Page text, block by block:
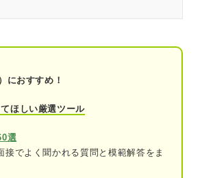
んな人が苦手か
ぜ苦手と感じるのか
におすすめ！
ほしい厳選ツール
選
接でよく聞かれる質問と模範解答をま